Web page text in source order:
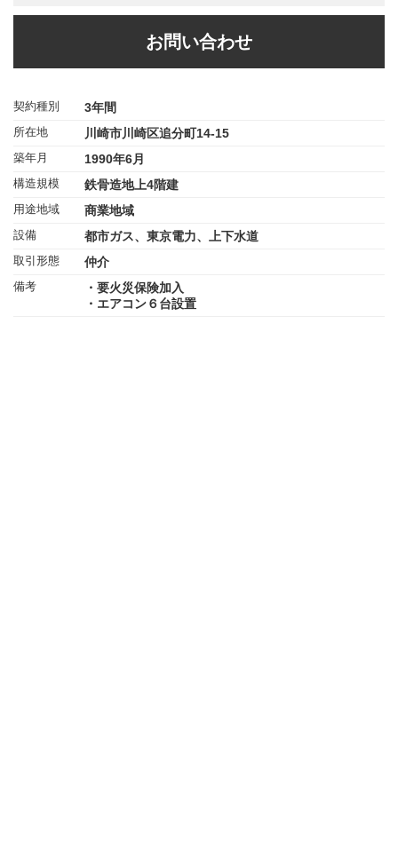
お問い合わせ
契約種別 3年間
所在地 川崎市川崎区追分町14-15
築年月 1990年6月
構造規模 鉄骨造地上4階建
用途地域 商業地域
設備 都市ガス、東京電力、上下水道
取引形態 仲介
備考
・要火災保険加入
・エアコン６台設置